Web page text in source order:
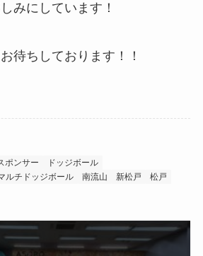
みにしています！
待ちしております！！
ポンサー
ドッジボール
ルチドッジボール 南流山 新松戸
松戸